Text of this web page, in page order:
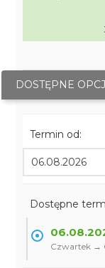
DOSTĘPNE
Termin od:
Dostępne
Czwartek →